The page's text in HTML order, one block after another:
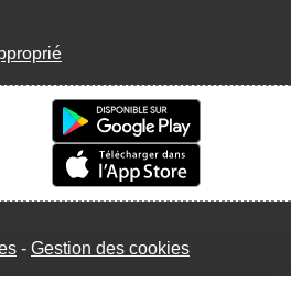
Gestion des cookies